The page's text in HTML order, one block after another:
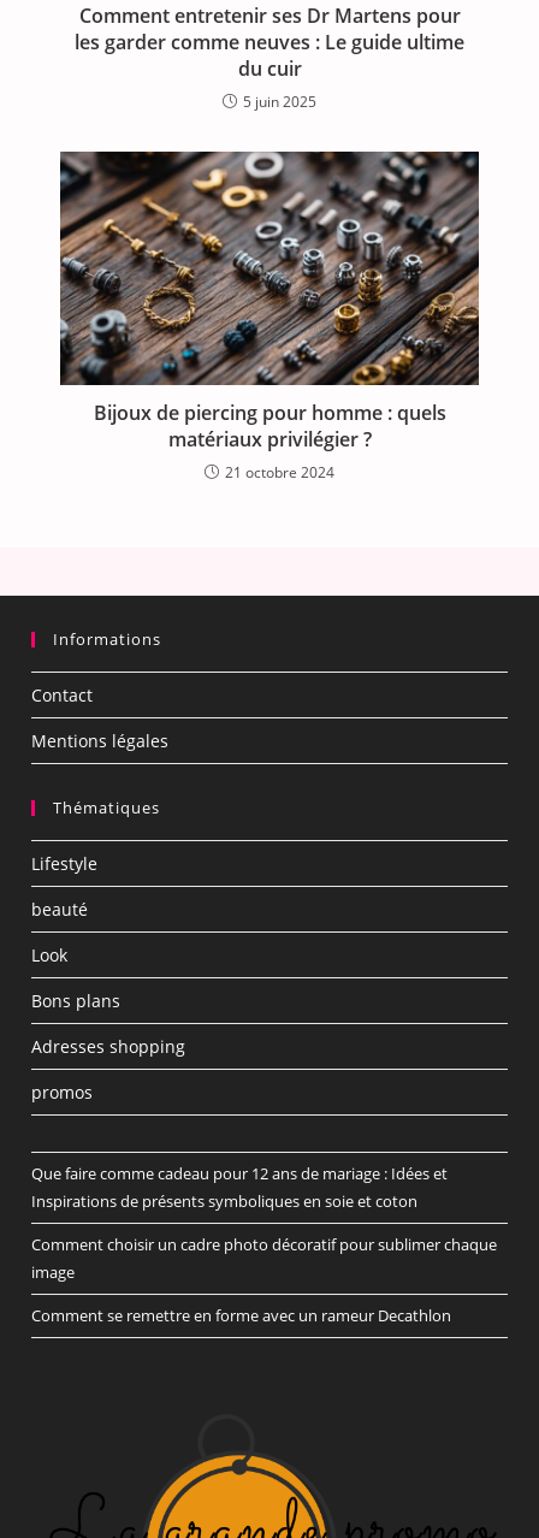
Comment entretenir ses Dr Martens pour
les garder comme neuves : Le guide ultime
du cuir
5 juin 2025
Bijoux de piercing pour homme : quels
matériaux privilégier ?
21 octobre 2024
Informations
Contact
Mentions légales
Thématiques
Lifestyle
beauté
Look
Bons plans
Adresses shopping
promos
Que faire comme cadeau pour 12 ans de mariage : Idées et
Inspirations de présents symboliques en soie et coton
Comment choisir un cadre photo décoratif pour sublimer chaque
image
Comment se remettre en forme avec un rameur Decathlon